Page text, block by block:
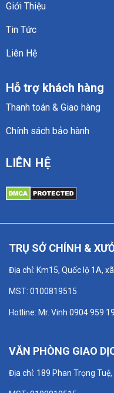
Giới Thiệu
Tin Tức
Liên Hệ
Hỗ trợ khách hàng
Thanh toán & Giao hàng
Chính sách bảo hành
LIÊN HỆ
TRỤ SỞ CHÍNH &
Địa chỉ: Km15, Quốc lộ 1A,
MST: 0100819515
Hotline: Mr. Vinh 0904 959
VĂN PHÒNG GIAO
Địa chỉ: 189 Phan Trọng